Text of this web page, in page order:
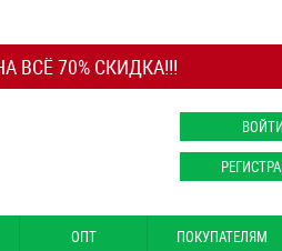
ВСЁ 70% СКИДКА!!!
ВОЙТИ
ОПТ ПОКУПАТЕЛЯМ